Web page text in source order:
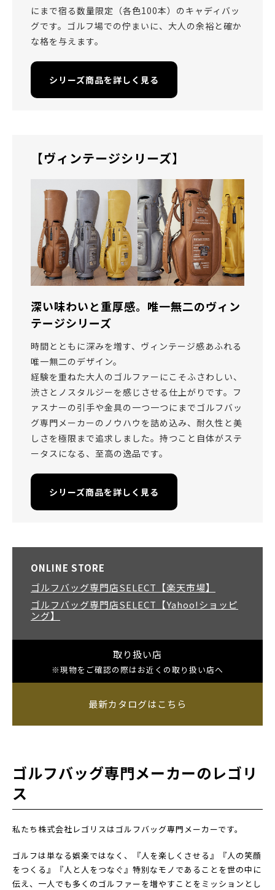
にまで宿る数量限定（各色100本）のキャディバッ
グです。ゴルフ場での佇まいに、大人の余裕と確か
な格を与えます。
シリーズ商品を詳しく見る
【ヴィンテージシリーズ】
深い味わいと重厚感。唯一無二のヴィン
テージシリーズ
時間とともに深みを増す、ヴィンテージ感あふれる
唯一無二のデザイン。
経験を重ねた大人のゴルファーにこそふさわしい、
渋さとノスタルジーを感じさせる仕上がりです。フ
ァスナーの引手や金具の一つ一つにまでゴルフバッ
グ専門メーカーのノウハウを詰め込み、耐久性と美
しさを極限まで追求しました。持つこと自体がステ
ータスになる、至高の逸品です。
シリーズ商品を詳しく見る
ONLINE STORE
ゴルフバッグ専門店SELECT【楽天市場】
ゴルフバッグ専門店SELECT【Yahoo!ショッピ
ング】
取り扱い店
※現物をご確認の際はお近くの取り扱い店へ
最新カタログはこちら
ゴルフバッグ専門メーカーのレゴリ
ス
私たち株式会社レゴリスはゴルフバッグ専門メーカーです。
ゴルフは単なる娯楽ではなく、『人を楽しくさせる』『人の笑顔
をつくる』『人と人をつなぐ』特別なモノであることを世の中に
伝え、一人でも多くのゴルファーを増やすことをミッションとし